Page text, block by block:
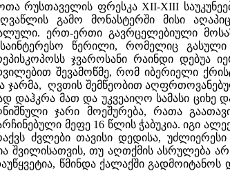
რუსთაველის ფრესკა XII-XIII
გამო მონასტერში მისი
ერთ-ერთი გავრცელებიული
წერილი, რომელიც გასული
ჯვაროსანი რაინდი დებუა
შევამოწმე, რომ იბერიელი
ჯარმა, ღვთის შემწეობით
დაჰკრა მათ და უკვეაიღო სამასი
ჯარი მოეშურება, რათა
მეფე 16 წლის ჭაბუკია. იგი
ძვლები თავისი დედისა,
შვილისათვის, თუ აღთქმის ასრულება
წმინდა ქალაქში გადმოიტანოს